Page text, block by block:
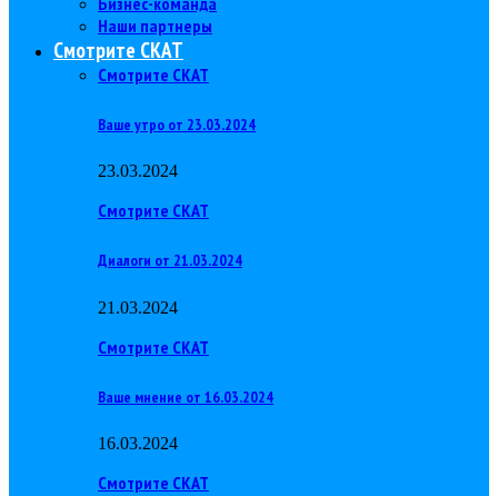
Наши партнеры
Смотрите СКАТ
Смотрите СКАТ
Ваше утро от 23.03.2024
23.03.2024
Смотрите СКАТ
Диалоги от 21.03.2024
21.03.2024
Смотрите СКАТ
Ваше мнение от 16.03.2024
16.03.2024
Смотрите СКАТ